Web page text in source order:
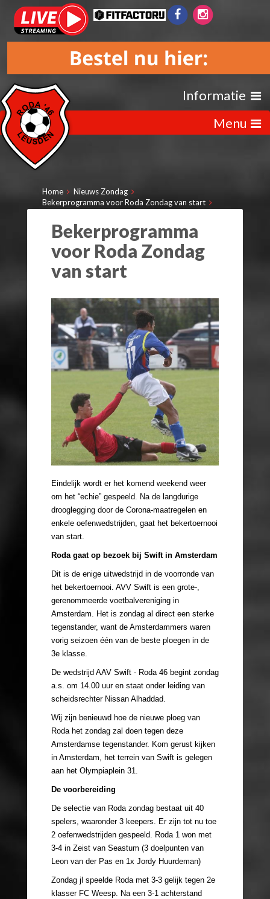
Informatie
Menu
Home
Nieuws Zondag
Bekerprogramma voor Roda Zondag van start
Bekerprogramma
voor Roda Zondag
van start
Eindelijk wordt er het komend weekend weer
om het “echie” gespeeld. Na de langdurige
drooglegging door de Corona-maatregelen en
enkele oefenwedstrijden, gaat het bekertoernooi
van start.
Roda gaat op bezoek bij Swift in Amsterdam
Dit is de enige uitwedstrijd in de voorronde van
het bekertoernooi. AVV Swift is een grote-,
gerenommeerde voetbalvereniging in
Amsterdam. Het is zondag al direct een sterke
tegenstander, want de Amsterdammers waren
vorig seizoen één van de beste ploegen in de
3e klasse.
De wedstrijd AAV Swift - Roda 46 begint zondag
a.s. om 14.00 uur en staat onder leiding van
scheidsrechter Nissan Alhaddad.
Wij zijn benieuwd hoe de nieuwe ploeg van
Roda het zondag zal doen tegen deze
Amsterdamse tegenstander. Kom gerust kijken
in Amsterdam, het terrein van Swift is gelegen
aan het Olympiaplein 31.
De voorbereiding
De selectie van Roda zondag bestaat uit 40
spelers, waaronder 3 keepers. Er zijn tot nu toe
2 oefenwedstrijden gespeeld. Roda 1 won met
3-4 in Zeist van Seastum (3 doelpunten van
Leon van der Pas en 1x Jordy Huurdeman)
Zondag jl speelde Roda met 3-3 gelijk tegen 2e
klasser FC Weesp. Na een 3-1 achterstand